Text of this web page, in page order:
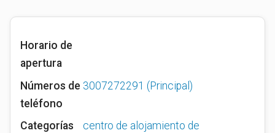
Horario de
apertura
Números de
teléfono
3007272291 (Principal)
Categorías
centro de alojamiento de